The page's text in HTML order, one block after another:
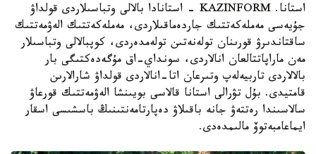
استانا. KAZINFORM - استانادا بالالى وتباسىلاردى قولداۋ
جۇيەسى مەملەكەتتىك جاردەماقىلاردى، مەملەكەتتىك الەۋمەتتىك
ساقتاندىرۋ قورىنان تولەنەتىن تولەمدەردى، كوپبالالى وتباسىلار
مەن ماراپاتتالعان انالاردى، سونداي-اق مۇگەدەكتىگى بار
بالالاردى تاربيەلەپ وتىرعان اتا-انالاردى قولداۋ شارالارىن
قامتيدى. بۇل تۋرالى استانا قالاسى بويىنشا الەۋمەتتىك قورعاۋ
سالاسىندا رەتتەۋ جانە باقىلاۋ دەپارتامەنتىنىڭ باسشىسى اسقار
ايماعامبەتوۆ مالىمدەدى.